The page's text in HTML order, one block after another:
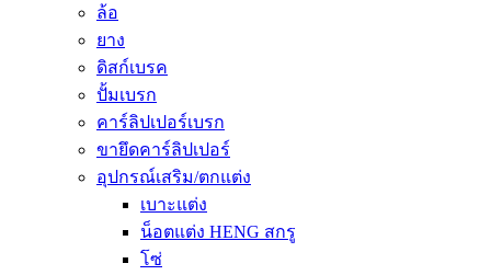
ล้อ
ยาง
ดิสก์เบรค
ปั้มเบรก
คาร์ลิปเปอร์เบรก
ขายึดคาร์ลิปเปอร์
อุปกรณ์เสริม/ตกแต่ง
เบาะแต่ง
น็อตแต่ง HENG สกรู
โซ่